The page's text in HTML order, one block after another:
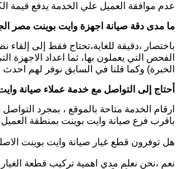
عدم موافقة العميل علي الخدمة يدفع قيمة
ما مدى دقة صيانة اجهزة وايت بوينت مصر
باختصار ،دقيقة للغاية،تحتاج فقط إلى
الخبرة) وكما قلنا في السابق نوفر لهم
أحتاج إلى التواصل مع خدمة عملاء صيانة
باقرب فرع صيانة وايت بوينت بمنطقة
هل توفرون قطع غيار صيانة وايت بوينت
نعم ،نحن نعلم مدي اهمية تركيب قطعة